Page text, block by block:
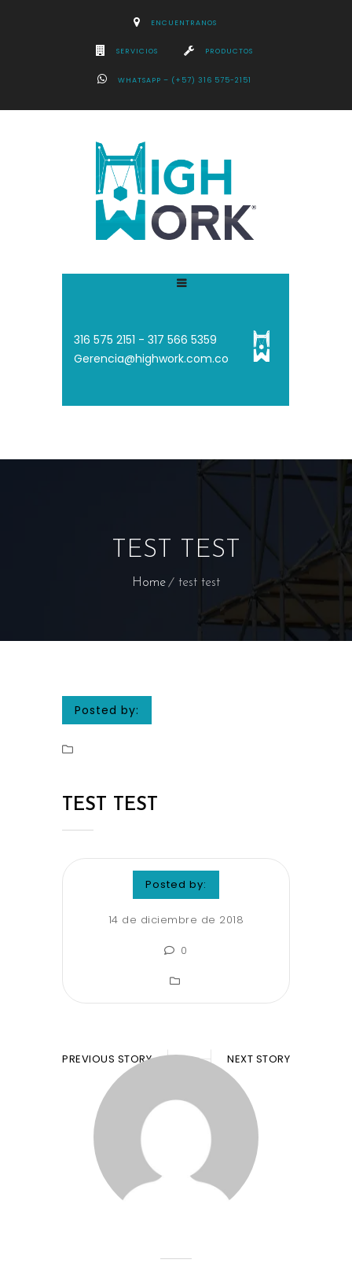
ENCUENTRANOS
SERVICIOS PRODUCTOS
WHATSAPP – (+57) 316 575-2151
316 575 2151 - 317 566 5359
Gerencia@highwork.com.co
TEST TEST
Home test test
Posted by:
TEST TEST
Posted by:
14 de diciembre de 2018
0
PREVIOUS STORY NEXT STORY